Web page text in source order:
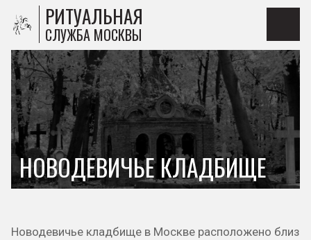
РИТУАЛЬНАЯ
СЛУЖБА МОСКВЫ
НОВОДЕВИЧЬЕ КЛАДБИЩЕ
Новодевичье кладбище в Москве расположено близ